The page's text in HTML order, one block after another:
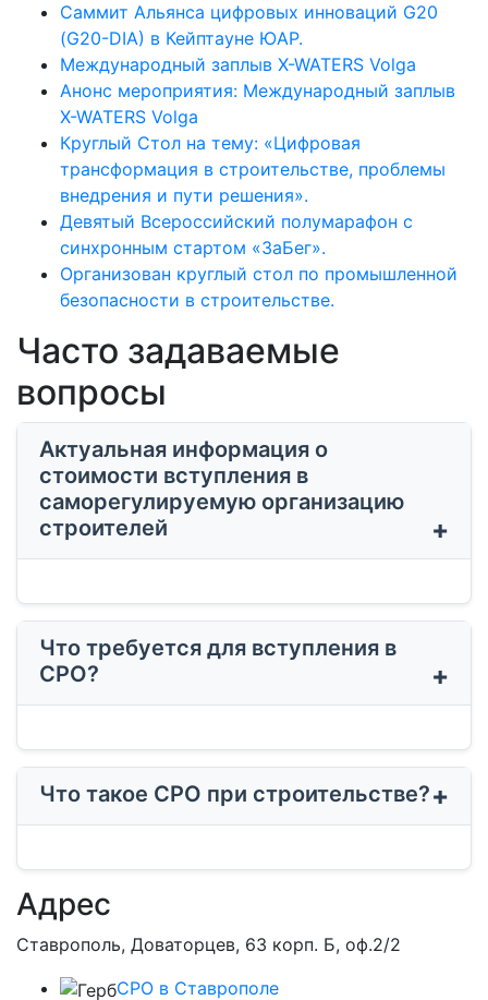
Саммит Альянса цифровых инноваций G20
(G20-DIA) в Кейптауне ЮАР.
Международный заплыв X-WATERS Volga
Анонс мероприятия: Международный заплыв
X-WATERS Volga
Круглый Стол на тему: «Цифровая
трансформация в строительстве, проблемы
внедрения и пути решения».
Девятый Всероссийский полумарафон с
синхронным стартом «ЗаБег».
Организован круглый стол по промышленной
безопасности в строительстве.
Часто задаваемые
вопросы
Актуальная информация о
стоимости вступления в
саморегулируемую организацию
строителей
Что требуется для вступления в
СРО?
Что такое СРО при строительстве?
Адрес
Ставрополь, Доваторцев, 63 корп. Б, оф.2/2
СРО в Ставрополе